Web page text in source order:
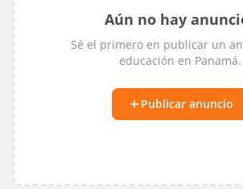
Aún no hay
Sé el primero en publicar un
educación en Panamá.
Publicar anuncio